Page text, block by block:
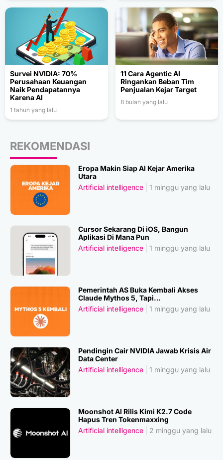
Survei NVIDIA: 70%
Perusahaan Keuangan
Naik Pendapatannya
Karena AI
1 tahun yang lalu
11 Cara Agentic AI
Ringankan Beban Tim
Penjualan Kejar Target
8 bulan yang lalu
REKOMENDASI
Eropa Makin Siap AI Kejar Amerika
Utara
Artificial intelligence
1 minggu yang lalu
Cursor Sekarang Di iOS, Bangun
Aplikasi Di Mana Pun
Artificial intelligence
1 minggu yang lalu
Pemerintah AS Buka Kembali Akses
Claude Mythos 5, Tapi…
Artificial intelligence
1 minggu yang lalu
Pendingin Cair NVIDIA Jawab Krisis Air
Data Center
Artificial intelligence
1 minggu yang lalu
Moonshot AI Rilis Kimi K2.7 Code
Hapus Tren Tokenmaxxing
Artificial intelligence
2 minggu yang lalu